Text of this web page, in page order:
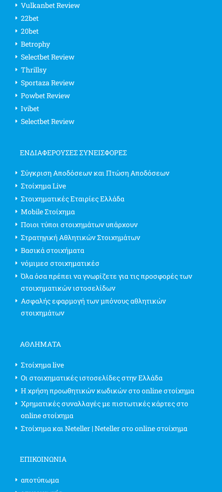
Vulkanbet Review
22bet
20bet
Betrophy
Selectbet Review
Thrillsy
Sportaza Review
Powbet Review
Ivibet
Selectbet Review
ΕΝΔΙΑΦΈΡΟΥΣΕΣ ΣΥΝΕΙΣΦΟΡΈΣ
Σύγκριση Αποδόσεων και Πτώση Αποδόσεων
Στοίχημα Live
Στοιχηματικές Εταιρίες Ελλάδα
Mobile Στοίχημα
Ποιοι τύποι στοιχημάτων υπάρχουν
Στρατηγική Αθλητικών Στοιχημάτων
Βασικά στοιχήματα
νόμιμεσ στοιχηματικέσ
Όλα όσα πρέπει να γνωρίζετε για τις προσφορές των
στοιχηματικών ιστοσελίδων
Ασφαλής εφαρμογή των μπόνους αθλητικών
στοιχημάτων
ΑΘΛΗΜΑΤΑ
Στοίχημα live
Οι στοιχηματικές ιστοσελίδες στην Ελλάδα
Η χρήση προωθητικών κωδικών στο online στοίχημα
Χρηματικές συναλλαγές με πιστωτικές κάρτες στο
online στοίχημα
Στοίχημα και Neteller | Neteller στο online στοίχημα
ΕΠΙΚΟΙΝΩΝΊΑ
αποτύπωμα